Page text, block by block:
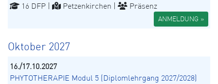
16 DFP |
Petzenkirchen | Präsenz
ANMELDUNG »
Oktober 2027
16./17.10.2027
PHYTOTHERAPIE Modul 5 (Diplomlehrgang 2027/2028)